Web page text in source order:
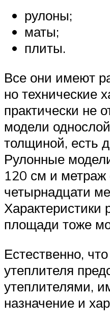
рулоны;
маты;
плиты.
Все они имеют
но технические
практически не
модели
толщиной, есть
Рулонные
120 см и метраж
четырнадцати
Характеристики
площади тоже
Естественно,
утеплителя
утеплителями,
назначение и